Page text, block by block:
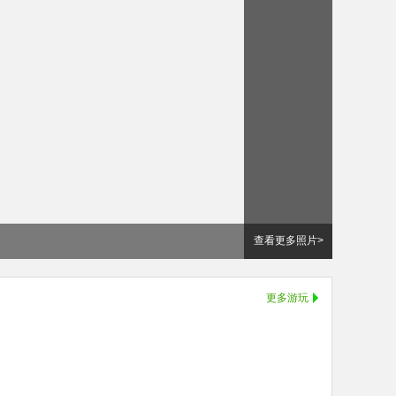
查看更多照片>
更多游玩